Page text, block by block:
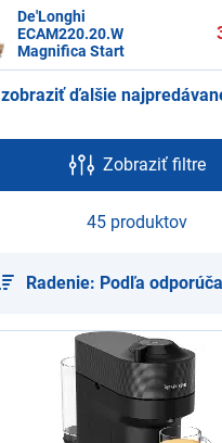
De'Longhi
ECAM220.20.W
Magnifica Start
zobraziť ďalšie
Zobraziť filtre
45 produktov
Radenie: Podľa